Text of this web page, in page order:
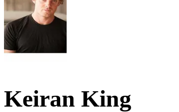
Keiran King